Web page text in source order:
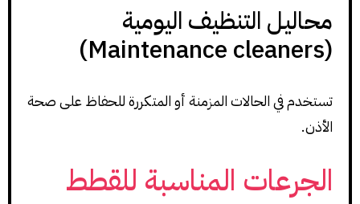
محاليل التنظيف اليومية
(Maintenance cleaners)
تستخدم في الحالات المزمنة أو المتكررة للحفاظ على صحة
الأذن.
الجرعات المناسبة للقطط